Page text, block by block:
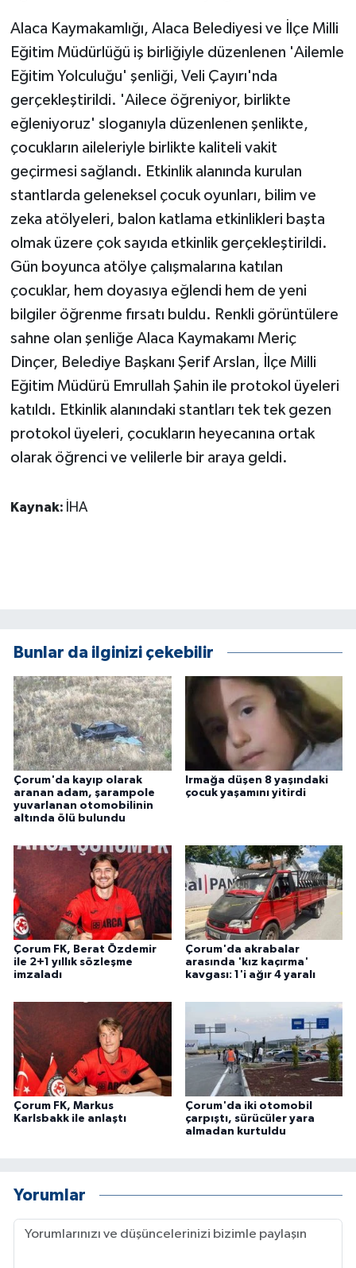
Alaca Kaymakamlığı, Alaca Belediyesi ve İlçe Milli
Eğitim Müdürlüğü iş birliğiyle düzenlenen 'Ailemle
Eğitim Yolculuğu' şenliği, Veli Çayırı'nda
gerçekleştirildi. 'Ailece öğreniyor, birlikte
eğleniyoruz' sloganıyla düzenlenen şenlikte,
çocukların aileleriyle birlikte kaliteli vakit
geçirmesi sağlandı. Etkinlik alanında kurulan
stantlarda geleneksel çocuk oyunları, bilim ve
zeka atölyeleri, balon katlama etkinlikleri başta
olmak üzere çok sayıda etkinlik gerçekleştirildi.
Gün boyunca atölye çalışmalarına katılan
çocuklar, hem doyasıya eğlendi hem de yeni
bilgiler öğrenme fırsatı buldu. Renkli görüntülere
sahne olan şenliğe Alaca Kaymakamı Meriç
Dinçer, Belediye Başkanı Şerif Arslan, İlçe Milli
Eğitim Müdürü Emrullah Şahin ile protokol üyeleri
katıldı. Etkinlik alanındaki stantları tek tek gezen
protokol üyeleri, çocukların heyecanına ortak
olarak öğrenci ve velilerle bir araya geldi.
Kaynak: İHA
Bunlar da ilginizi çekebilir
Çorum'da kayıp olarak
aranan adam, şarampole
yuvarlanan otomobilinin
altında ölü bulundu
Irmağa düşen 8 yaşındaki
çocuk yaşamını yitirdi
Çorum FK, Berat Özdemir
ile 2+1 yıllık sözleşme
imzaladı
Çorum'da akrabalar
arasında 'kız kaçırma'
kavgası: 1'i ağır 4 yaralı
Çorum FK, Markus
Karlsbakk ile anlaştı
Çorum'da iki otomobil
çarpıştı, sürücüler yara
almadan kurtuldu
Yorumlar
İNSAN
İş Dünyası
Jandarma
Kadın
KÜLTÜR SANAT
MAGAZİN
Otomobil
POLİTİKA
Sağlık
SİYASET
SPOR HABERLERİ
YEREL
Yerel Haberler